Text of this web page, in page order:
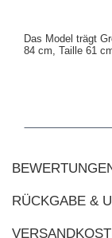
Das Model trägt
84 cm, Taille 61
Achseln - 51 cm,
RÜCKGABE &